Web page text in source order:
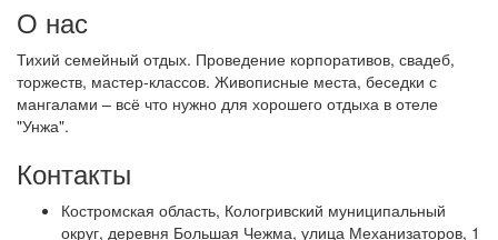
О нас
Тихий семейный отдых. Проведение корпоративов, свадеб,
торжеств, мастер-классов. Живописные места, беседки с
мангалами – всё что нужно для хорошего отдыха в отеле
"Унжа".
Контакты
Костромская область, Кологривский муниципальный
округ, деревня Большая Чежма, улица Механизаторов, 1